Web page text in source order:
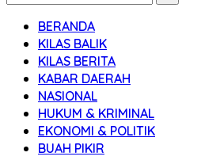
BERANDA
KILAS BALIK
KILAS BERITA
KABAR DAERAH
NASIONAL
HUKUM & KRIMINAL
EKONOMI & POLITIK
BUAH PIKIR